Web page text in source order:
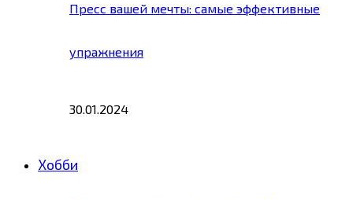
Пресс вашей мечты: самые эффективные
упражнения
30.01.2024
Хобби